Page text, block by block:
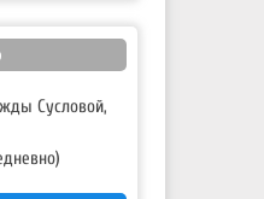
Сусловой,